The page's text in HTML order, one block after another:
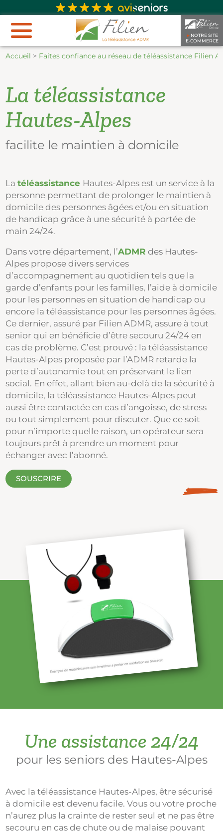
► NOTRE SITE
E-COMMERCE
Accueil > Faites confiance au réseau de téléassistance Filien
La téléassistance
Hautes-Alpes
facilite le maintien à domicile
Latéléassistance Hautes-Alpes est un service à la
personne permettant de prolonger le maintien à
domicile des personnes âgées et/ou en situation
de handicap grâce à une sécurité à portée de
main 24/24.
Dans votre département, l’ADMR des Hautes-
Alpes propose divers services
d’accompagnement au quotidien tels que la
garde d’enfants pour les familles, l’aide à domicile
pour les personnes en situation de handicap ou
encore la téléassistance pour les personnes âgées.
Ce dernier, assuré par Filien ADMR, assure à tout
senior qui en bénéficie d’être secouru 24/24 en
cas de problème. C’est prouvé : la téléassistance
Hautes-Alpes proposée par l’ADMR retarde la
perte d’autonomie tout en préservant le lien
social. En effet, allant bien au-delà de la sécurité à
domicile, la téléassistance Hautes-Alpes peut
aussi être contactée en cas d’angoisse, de stress
ou tout simplement pour discuter. Que ce soit
pour n’importe quelle raison, un opérateur sera
toujours prêt à prendre un moment pour
échanger avec l’abonné.
SOUSCRIRE
Une assistance 24/24
pour les seniors des Hautes-Alpes
Avec la téléassistance Hautes-Alpes, être sécurisé
à domicile est devenu facile. Vous ou votre proche
n’aurez plus la crainte de rester seul et ne pas être
secouru en cas de chute ou de malaise pouvant